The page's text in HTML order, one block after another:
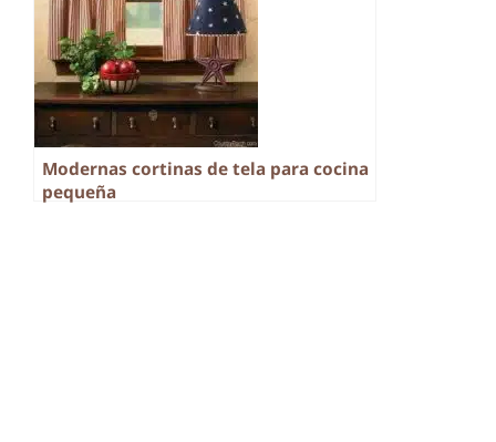
Modernas cortinas de tela para cocina
pequeña